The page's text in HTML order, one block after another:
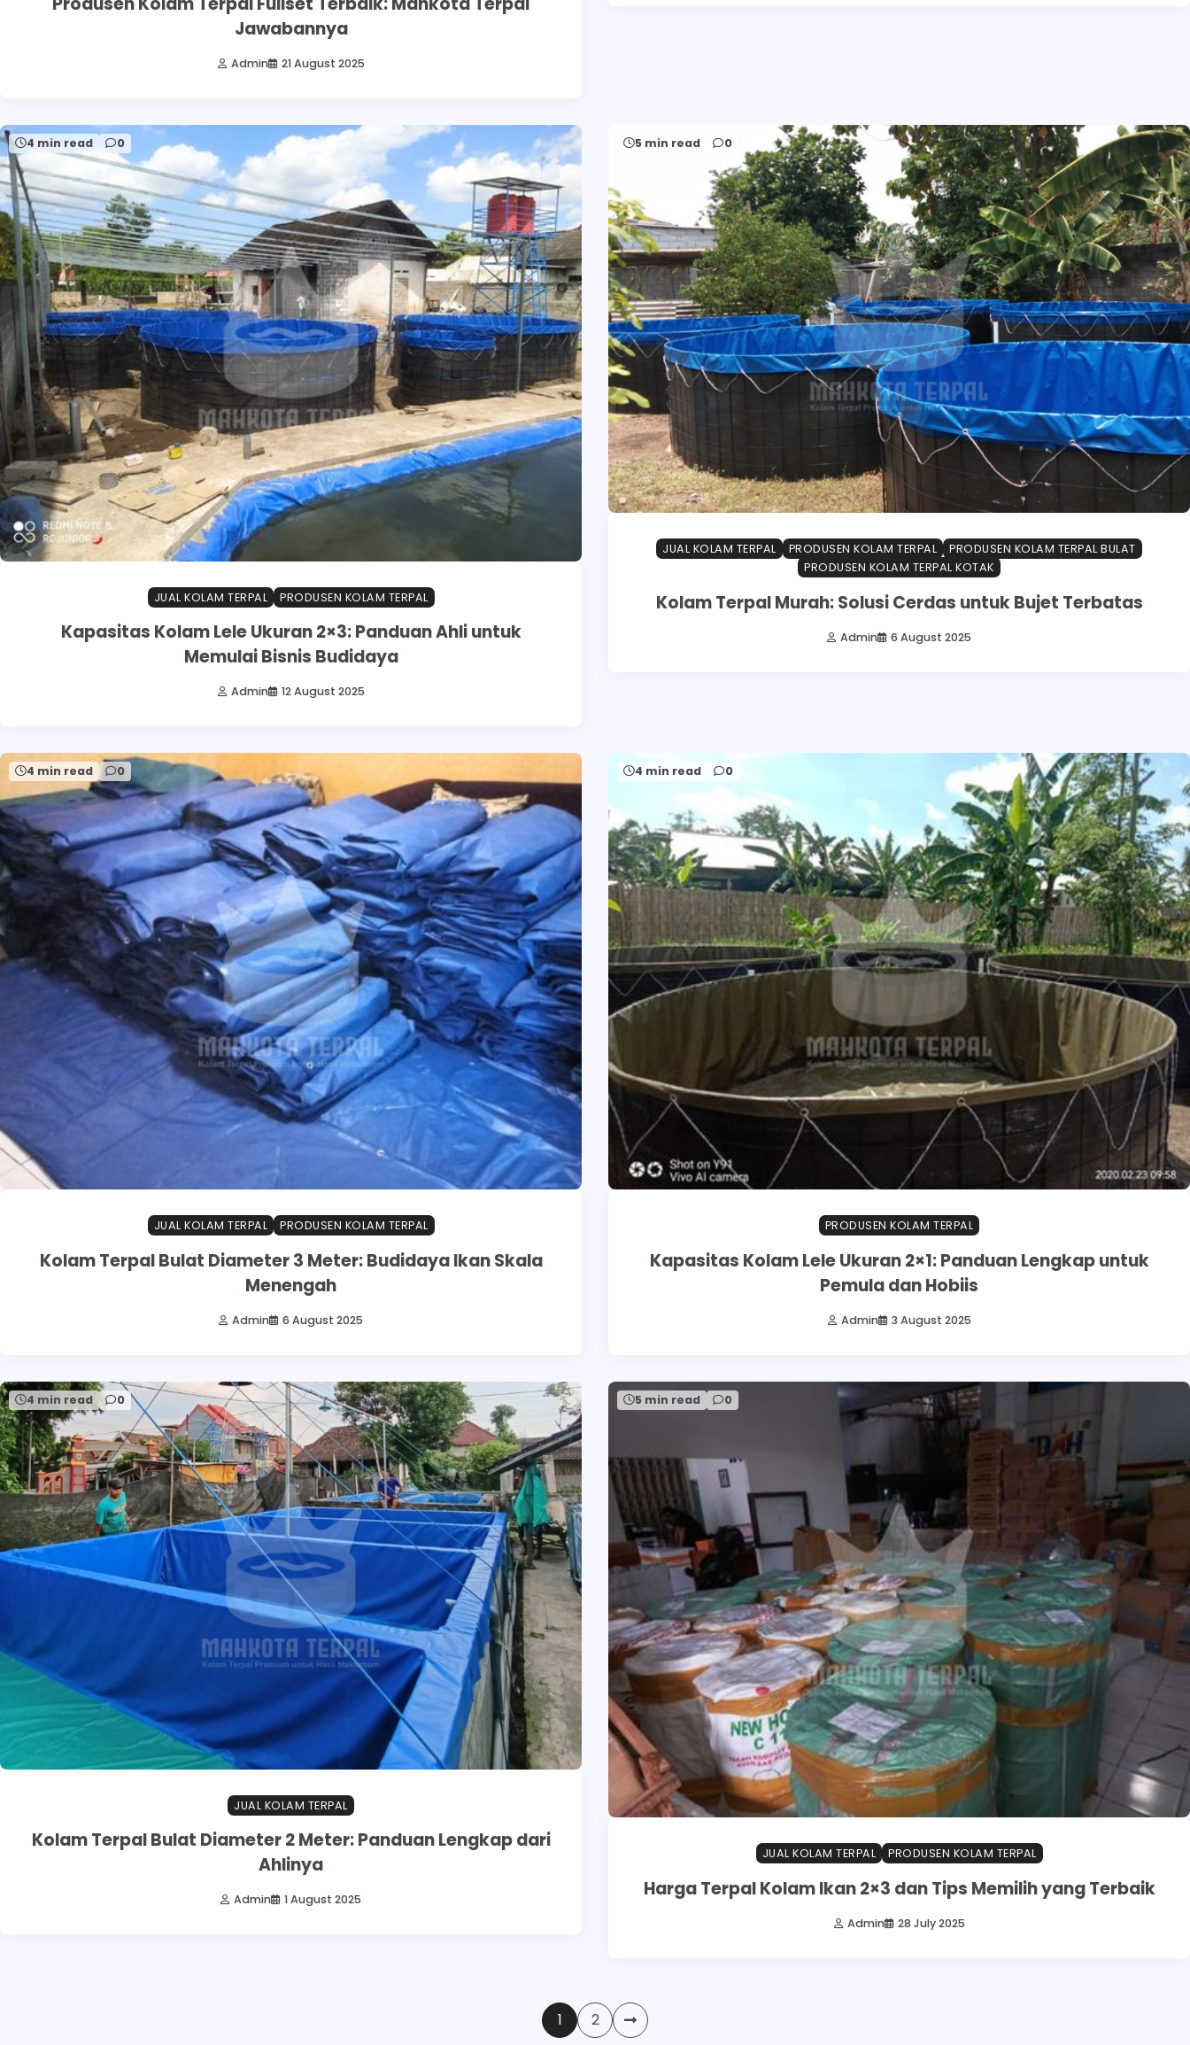
Jawabannya
Admin 21 August 2025
4 min read 0
JUAL KOLAM TERPAL PRODUSEN KOLAM TERPAL
Kapasitas Kolam Lele Ukuran 2×3: Panduan Ahli untuk
Memulai Bisnis Budidaya
Admin 12 August 2025
5 min read 0
JUAL KOLAM TERPAL PRODUSEN KOLAM TERPAL
PRODUSEN KOLAM TERPAL BULAT
PRODUSEN KOLAM TERPAL KOTAK
Kolam Terpal Murah: Solusi Cerdas untuk Bujet Terbatas
Admin 6 August 2025
4 min read 0
JUAL KOLAM TERPAL PRODUSEN KOLAM TERPAL
Kolam Terpal Bulat Diameter 3 Meter: Budidaya Ikan Skala
Menengah
Admin 6 August 2025
4 min read 0
PRODUSEN KOLAM TERPAL
Kapasitas Kolam Lele Ukuran 2×1: Panduan Lengkap untuk
Pemula dan Hobiis
Admin 3 August 2025
4 min read 0
JUAL KOLAM TERPAL
Kolam Terpal Bulat Diameter 2 Meter: Panduan Lengkap dari
Ahlinya
Admin 1 August 2025
5 min read 0
JUAL KOLAM TERPAL PRODUSEN KOLAM TERPAL
Harga Terpal Kolam Ikan 2×3 dan Tips Memilih yang Terbaik
Admin 28 July 2025
1 2